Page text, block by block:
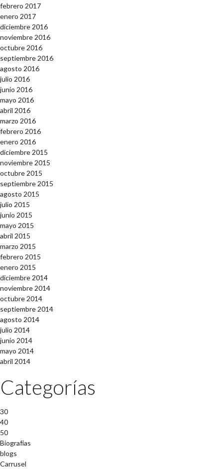
febrero 2017
enero 2017
diciembre 2016
noviembre 2016
octubre 2016
septiembre 2016
agosto 2016
julio 2016
junio 2016
mayo 2016
abril 2016
marzo 2016
febrero 2016
enero 2016
diciembre 2015
noviembre 2015
octubre 2015
septiembre 2015
agosto 2015
julio 2015
junio 2015
mayo 2015
abril 2015
marzo 2015
febrero 2015
enero 2015
diciembre 2014
noviembre 2014
octubre 2014
septiembre 2014
agosto 2014
julio 2014
junio 2014
mayo 2014
abril 2014
Categorías
30
40
50
Biografías
blogs
Carrusel